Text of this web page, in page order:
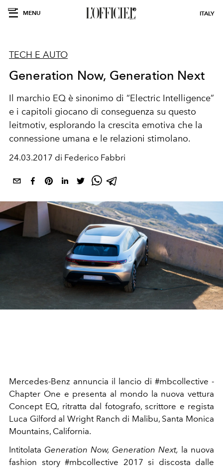
MENU ITALY
TECH E AUTO
Generation Now, Generation Next
Il marchio EQ è sinonimo di “Electric Intelligence”
e i capitoli giocano di conseguenza su questo
leitmotiv, esplorando la crescita emotiva che la
connessione umana e le relazioni stimolano.
24.03.2017 di Federico Fabbri
Mercedes-Benz annuncia il lancio di #mbcollective -
Chapter One e presenta al mondo la nuova vettura
Concept EQ, ritratta dal fotografo, scrittore e regista
Luca Gilford al Wright Ranch di Malibu, Santa Monica
Mountains, California.
Intitolata Generation Now, Generation Next, la nuova
fashion story #mbcollective 2017 si discosta dalle